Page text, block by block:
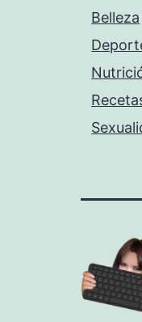
Belleza